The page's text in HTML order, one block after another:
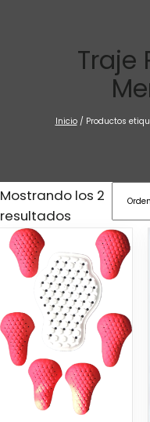
Traje
Inicio/ Productos
Mostrando los 2
resultados